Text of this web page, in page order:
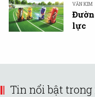
VĂN KIM
lực
Tin nổi bật trong